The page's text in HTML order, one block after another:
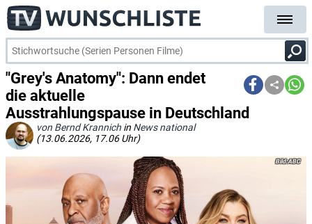
"Grey's Anatomy": Dann endet
die aktuelle
Ausstrahlungspause in Deutschland
von Bernd Krannich in News national
(13.06.2026, 17.06 Uhr)
ABC